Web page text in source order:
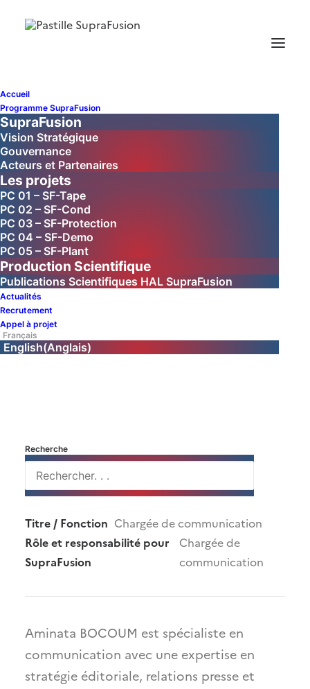
Accueil
Programme SupraFusion
SupraFusion
Vision Stratégique
Gouvernance
Acteurs et Partenaires
Les projets
PC 01 – SF-Tape
PC 02 – SF-Cond
PC 03 – SF-Protection
PC 04 – SF-Demo
PC 05 – SF-Plant
Production Scientifique
Publications Scientifiques HAL SupraFusion
Actualités
Recrutement
Appel à projet
Français
English(Anglais)
Recherche
Titre / Fonction Chargée de communication
Rôle et responsabilité pour
SupraFusion
Chargée de
communication
Aminata BOCOUM est spécialiste en
communication avec une expertise en
stratégie éditoriale, relations presse et